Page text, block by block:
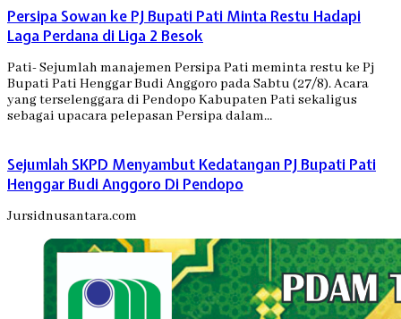
Persipa Sowan ke PJ Bupati Pati Minta Restu Hadapi
Laga Perdana di Liga 2 Besok
Pati- Sejumlah manajemen Persipa Pati meminta restu ke Pj
Bupati Pati Henggar Budi Anggoro pada Sabtu (27/8). Acara
yang terselenggara di Pendopo Kabupaten Pati sekaligus
sebagai upacara pelepasan Persipa dalam…
Sejumlah SKPD Menyambut Kedatangan PJ Bupati Pati
Henggar Budi Anggoro Di Pendopo
Jursidnusantara.com